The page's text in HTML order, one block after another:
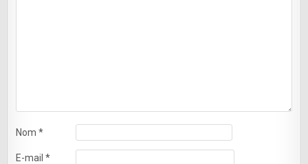
Nom*
E-mail*